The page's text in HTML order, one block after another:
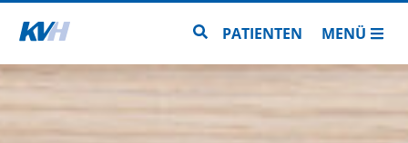
Zur Startseite Zur Seitensuche
PATIENTEN MENÜ